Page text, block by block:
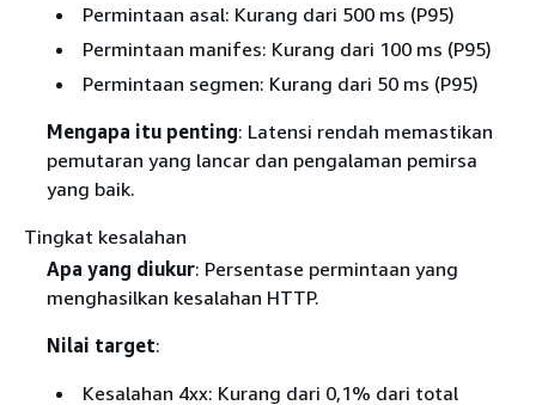
Permintaan asal: Kurang dari 500 ms (P95)
Permintaan manifes: Kurang dari 100 ms (P95)
Permintaan segmen: Kurang dari 50 ms (P95)
Mengapa itu penting: Latensi rendah memastikan
pemutaran yang lancar dan pengalaman pemirsa
yang baik.
Tingkat kesalahan
Apa yang diukur: Persentase permintaan yang
menghasilkan kesalahan HTTP.
Nilai target:
Kesalahan 4xx: Kurang dari 0,1% dari total